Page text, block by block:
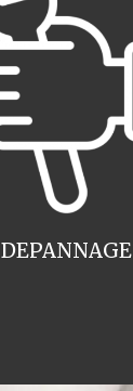
DEPANNAGE